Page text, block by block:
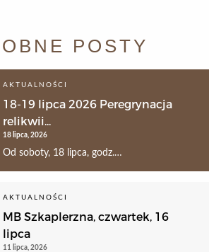
POSTY
AKTUALNOŚCI
18-19 lipca 2026 Peregrynacja
relikwii...
18 lipca, 2026
Od soboty, 18 lipca, godz.…
AKTUALNOŚCI
MB Szkaplerzna, czwartek, 16
lipca
11 lipca, 2026